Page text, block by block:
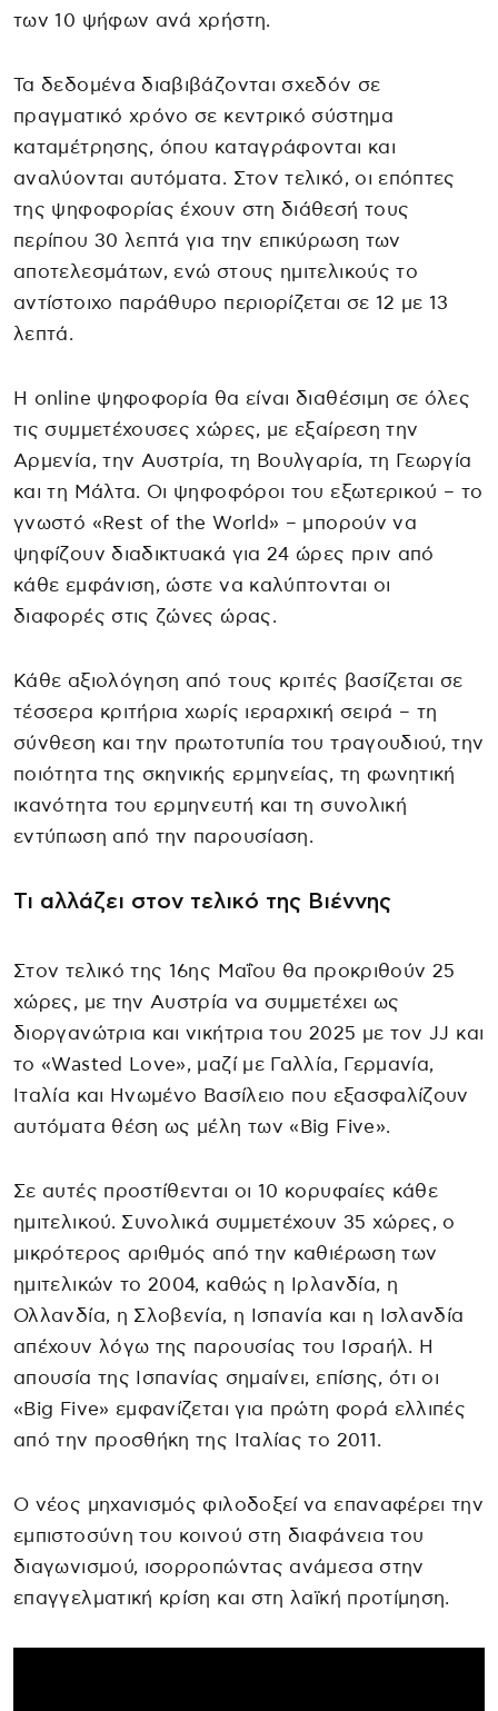
των 10 ψήφων ανά χρήστη.
Τα δεδομένα διαβιβάζονται σχεδόν σε
πραγματικό χρόνο σε κεντρικό σύστημα
καταμέτρησης, όπου καταγράφονται και
αναλύονται αυτόματα. Στον τελικό, οι επόπτες
της ψηφοφορίας έχουν στη διάθεσή τους
περίπου 30 λεπτά για την επικύρωση των
αποτελεσμάτων, ενώ στους ημιτελικούς το
αντίστοιχο παράθυρο περιορίζεται σε 12 με 13
λεπτά.
Η online ψηφοφορία θα είναι διαθέσιμη σε όλες
τις συμμετέχουσες χώρες, με εξαίρεση την
Αρμενία, την Αυστρία, τη Βουλγαρία, τη Γεωργία
και τη Μάλτα. Οι ψηφοφόροι του εξωτερικού – το
γνωστό «Rest of the World» – μπορούν να
ψηφίζουν διαδικτυακά για 24 ώρες πριν από
κάθε εμφάνιση, ώστε να καλύπτονται οι
διαφορές στις ζώνες ώρας.
Κάθε αξιολόγηση από τους κριτές βασίζεται σε
τέσσερα κριτήρια χωρίς ιεραρχική σειρά – τη
σύνθεση και την πρωτοτυπία του τραγουδιού, την
ποιότητα της σκηνικής ερμηνείας, τη φωνητική
ικανότητα του ερμηνευτή και τη συνολική
εντύπωση από την παρουσίαση.
Τι αλλάζει στον τελικό της Βιέννης
Στον τελικό της 16ης Μαΐου θα προκριθούν 25
χώρες, με την Αυστρία να συμμετέχει ως
διοργανώτρια και νικήτρια του 2025 με τον JJ και
το «Wasted Love», μαζί με Γαλλία, Γερμανία,
Ιταλία και Ηνωμένο Βασίλειο που εξασφαλίζουν
αυτόματα θέση ως μέλη των «Big Five».
Σε αυτές προστίθενται οι 10 κορυφαίες κάθε
ημιτελικού. Συνολικά συμμετέχουν 35 χώρες, ο
μικρότερος αριθμός από την καθιέρωση των
ημιτελικών το 2004, καθώς η Ιρλανδία, η
Ολλανδία, η Σλοβενία, η Ισπανία και η Ισλανδία
απέχουν λόγω της παρουσίας του Ισραήλ. Η
απουσία της Ισπανίας σημαίνει, επίσης, ότι οι
«Big Five» εμφανίζεται για πρώτη φορά ελλιπές
από την προσθήκη της Ιταλίας το 2011.
Ο νέος μηχανισμός φιλοδοξεί να επαναφέρει την
εμπιστοσύνη του κοινού στη διαφάνεια του
διαγωνισμού, ισορροπώντας ανάμεσα στην
επαγγελματική κρίση και στη λαϊκή προτίμηση.